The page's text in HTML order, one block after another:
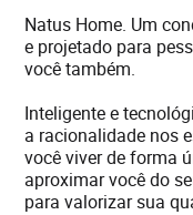
Natus Home. Um
e projetado para
você também.
Inteligente e
a racionalidade nos
você viver de forma
aproximar você do
para valorizar sua